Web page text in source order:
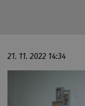
21. 11. 2022 14:34